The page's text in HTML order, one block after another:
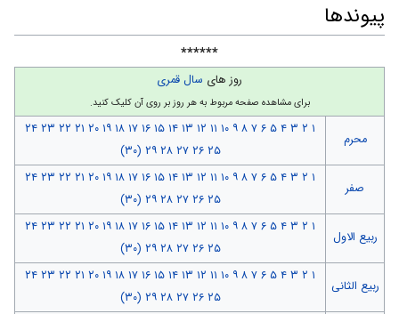
پیوندها
******
روز های سال قمری
برای مشاهده صفحه مربوط به هر روز بر روی آن کلیک کنید.
محرم
۱ ۲ ۳ ۴ ۵ ۶ ۷ ۸ ۹ ۱۰ ۱۱ ۱۲ ۱۳ ۱۴ ۱۵ ۱۶ ۱۷ ۱۸ ۱۹ ۲۰ ۲۱ ۲۲ ۲۳ ۲۴
۲۵ ۲۶ ۲۷ ۲۸ ۲۹ (۳۰)
صفر
۱ ۲ ۳ ۴ ۵ ۶ ۷ ۸ ۹ ۱۰ ۱۱ ۱۲ ۱۳ ۱۴ ۱۵ ۱۶ ۱۷ ۱۸ ۱۹ ۲۰ ۲۱ ۲۲ ۲۳ ۲۴
۲۵ ۲۶ ۲۷ ۲۸ ۲۹ (۳۰)
ربیع الاول
۱ ۲ ۳ ۴ ۵ ۶ ۷ ۸ ۹ ۱۰ ۱۱ ۱۲ ۱۳ ۱۴ ۱۵ ۱۶ ۱۷ ۱۸ ۱۹ ۲۰ ۲۱ ۲۲ ۲۳ ۲۴
۲۵ ۲۶ ۲۷ ۲۸ ۲۹ (۳۰)
ربیع الثانی
۱ ۲ ۳ ۴ ۵ ۶ ۷ ۸ ۹ ۱۰ ۱۱ ۱۲ ۱۳ ۱۴ ۱۵ ۱۶ ۱۷ ۱۸ ۱۹ ۲۰ ۲۱ ۲۲ ۲۳ ۲۴
۲۵ ۲۶ ۲۷ ۲۸ ۲۹ (۳۰)